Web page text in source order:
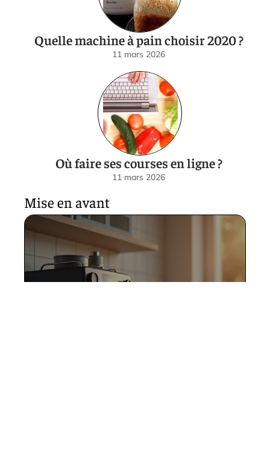
Quelle machine à pain choisir 2020 ?
11 mars 2026
Où faire ses courses en ligne ?
11 mars 2026
Mise en avant
Puissance idéale machine à